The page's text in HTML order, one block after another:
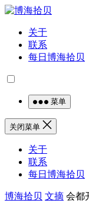
关于
联系
每日博海拾贝
菜单
关闭菜单
关于
联系
每日博海拾贝
博海拾贝 文摘 会都